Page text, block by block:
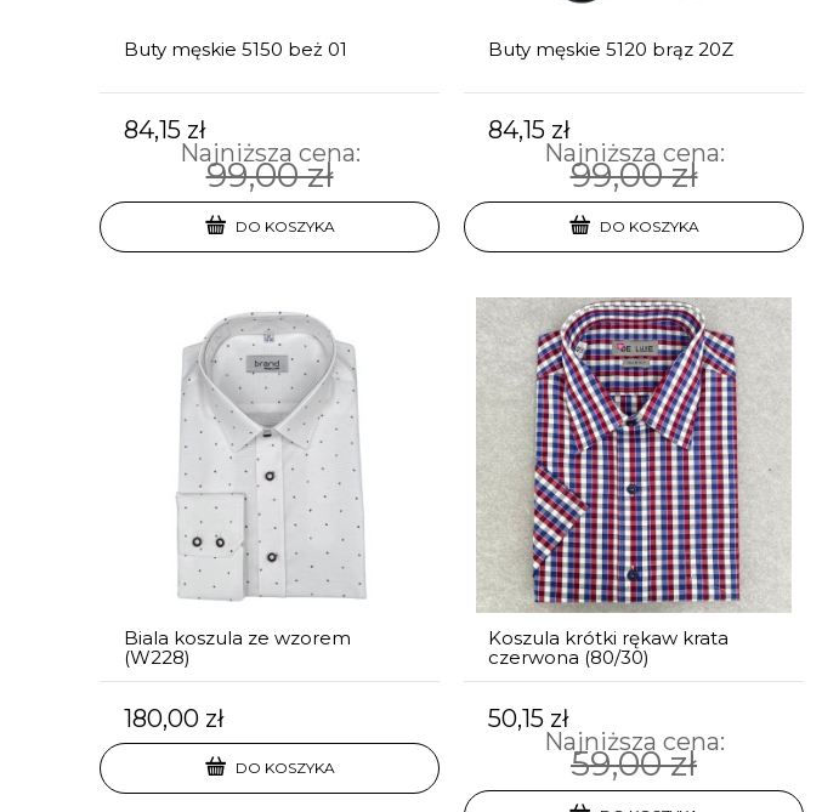
Buty męskie 5150 beż 01
84,15 zł
Najniższa cena:
99,00 zł
DO KOSZYKA
Buty męskie 5120 brąz 20Z
84,15 zł
Najniższa cena:
99,00 zł
DO KOSZYKA
Biala koszula ze wzorem
(W228)
180,00 zł
DO KOSZYKA
Koszula krótki rękaw krata
czerwona (80/30)
50,15 zł
Najniższa cena:
59,00 zł